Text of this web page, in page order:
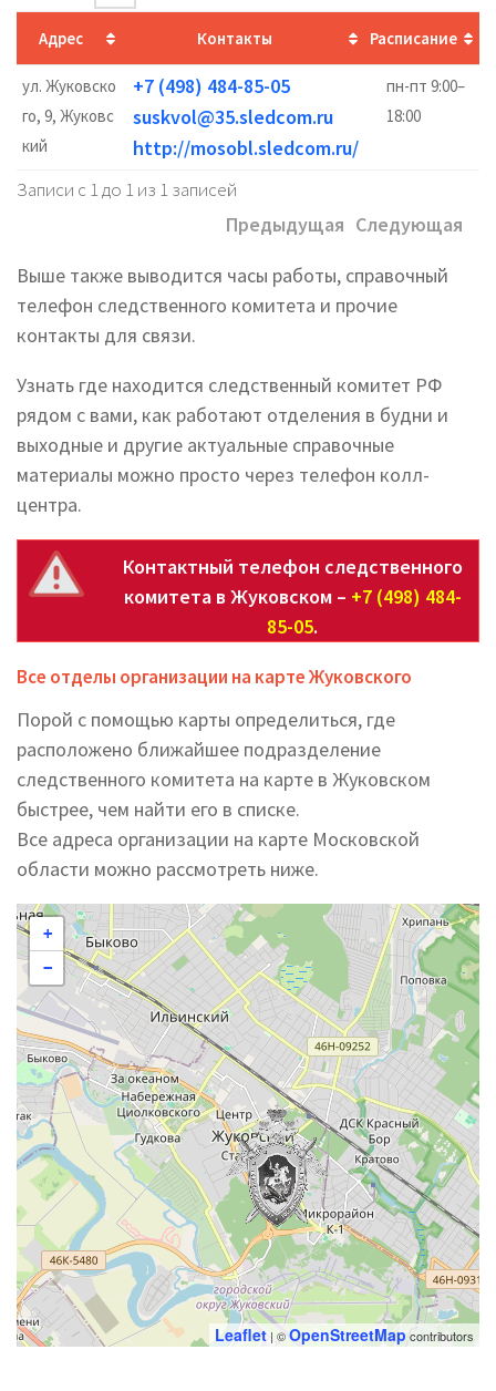
Адрес Контакты Расписание
ул. Жуковско
го, 9, Жуковс
кий
+7 (498) 484-85-05
suskvol@35.sledcom.ru
http://mosobl.sledcom.ru/
пн-пт 9:00–
18:00
Записи с 1 до 1 из 1 записей
Предыдущая Следующая
Выше также выводится часы работы, справочный
телефон следственного комитета и прочие
контакты для связи.
Узнать где находится следственный комитет РФ
рядом с вами, как работают отделения в будни и
выходные и другие актуальные справочные
материалы можно просто через телефон колл-
центра.
Контактный телефон следственного
комитета в Жуковском – +7 (498) 484-
85-05.
Все отделы организации на карте Жуковского
Порой с помощью карты определиться, где
расположено ближайшее подразделение
следственного комитета на карте в Жуковском
быстрее, чем найти его в списке.
Все адреса организации на карте Московской
области можно рассмотреть ниже.
+
−
Leaflet | ©OpenStreetMap contributors